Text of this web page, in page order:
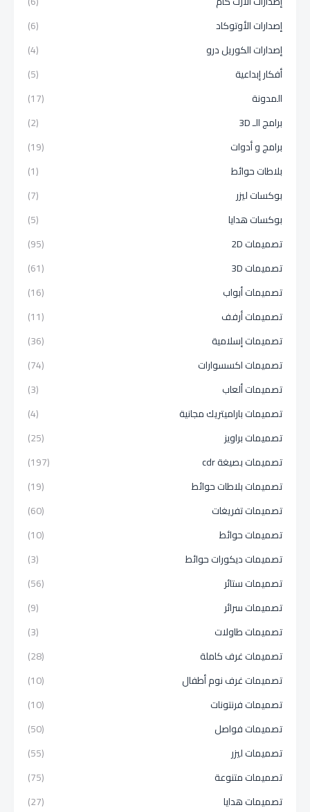
إصدارات الأوتوكاد
(6)
إصدارات الكوريل درو
(4)
أفكار إبداعية
(5)
المدونة
(17)
برامج الـ 3D
(2)
برامج و أدوات
(19)
بلاطات حوائط
(1)
بوكسات ليزر
(7)
بوكسات هدايا
(5)
تصميمات 2D
(95)
تصميمات 3D
(61)
تصميمات أبواب
(16)
تصميمات أرفف
(11)
تصميمات إسلامية
(36)
تصميمات اكسسوارات
(74)
تصميمات ألعاب
(3)
تصميمات باراميتريك مجانية
(4)
تصميمات براويز
(25)
تصميمات بصيغة cdr
(197)
تصميمات بلاطات حوائط
(19)
تصميمات تفريغات
(60)
تصميمات حوائط
(10)
تصميمات ديكورات حوائط
(3)
تصميمات ستائر
(56)
تصميمات سرائر
(9)
تصميمات طاولات
(3)
تصميمات غرف كاملة
(28)
تصميمات غرف نوم أطفال
(10)
تصميمات فرنتونات
(10)
تصميمات فواصل
(50)
تصميمات ليزر
(55)
تصميمات متنوعة
(75)
تصميمات هدايا
(27)